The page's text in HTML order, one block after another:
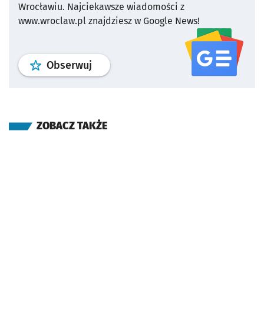
Wrocławiu. Najciekawsze wiadomości z
www.wroclaw.pl znajdziesz w Google News!
Obserwuj profil serwisu
ZOBACZ TAKŻE